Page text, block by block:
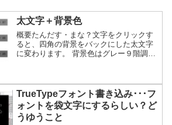
太文字＋背景色
概要たんだす・まな？文字をクリックす
ると、四角の背景をバックにした太文字
に変わります。 背景色はグレー９階調の
TrueTypeフォント書き込み･･･フ
ォントを袋文字にするらしい？ど
うゆうこと